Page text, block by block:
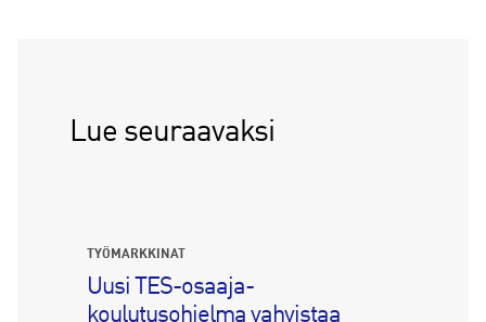
Lue seuraavaksi
TYÖMARKKINAT
Uusi TES-osaaja-
koulutusohjelma vahvistaa